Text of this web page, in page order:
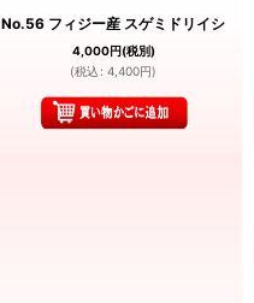
No.56 フィジー産 スゲミドリイシ
4,000円(税別)
(税込 : 4,400円)